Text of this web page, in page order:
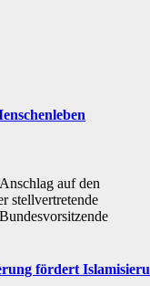
auf den
stellvertretende
fördert